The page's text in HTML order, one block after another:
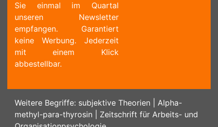
Sie einmal im Quartal
unseren Newsletter
empfangen. Garantiert
keine Werbung. Jederzeit
mit einem Klick
abbestellbar.
Weitere Begriffe: subjektive Theorien
Alpha-
methyl-para-thyrosin
Zeitschrift für Arbeits- und